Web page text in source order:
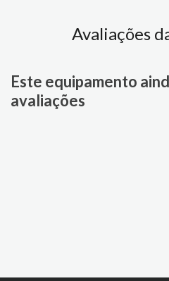
Avaliações
Este equipamento
avaliações